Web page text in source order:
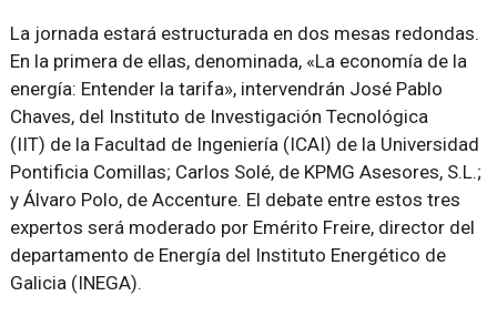
La jornada estará estructurada en dos mesas redondas.
En la primera de ellas, denominada, «La economía de la
energía: Entender la tarifa», intervendrán José Pablo
Chaves, del Instituto de Investigación Tecnológica
(IIT) de la Facultad de Ingeniería (ICAI) de la Universidad
Pontificia Comillas; Carlos Solé, de KPMG Asesores, S.L.;
y Álvaro Polo, de Accenture. El debate entre estos tres
expertos será moderado por Emérito Freire, director del
departamento de Energía del Instituto Energético de
Galicia (INEGA).